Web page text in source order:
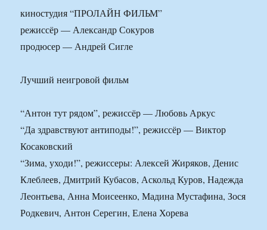
киностудия “ПРОЛАЙН ФИЛЬМ”
режиссёр — Александр Сокуров
продюсер — Андрей Сигле
Лучший неигровой фильм
“Антон тут рядом”, режиссёр — Любовь Аркус
“Да здравствуют антиподы!”, режиссёр — Виктор
Косаковский
“Зима, уходи!”, режиссеры: Алексей Жиряков, Денис
Клеблеев, Дмитрий Кубасов, Аскольд Куров, Надежда
Леонтьева, Анна Моисеенко, Мадина Мустафина, Зося
Родкевич, Антон Серегин, Елена Хорева